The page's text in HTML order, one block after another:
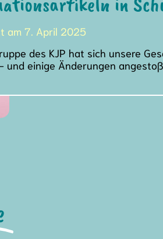
am 7. April 2025
des KJP hat sich unsere
und einige Änderungen